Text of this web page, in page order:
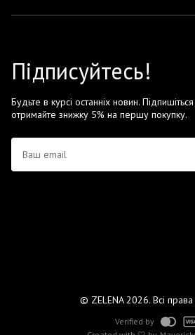
Підписуйтесь!
Будьте в курсі останніх новин.
отримайте знижку 5% на першу покупку.
© ZELENA 2026. Всі права
Verified by